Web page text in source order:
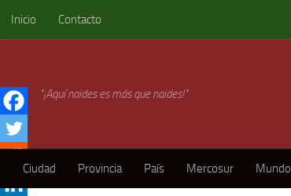
Skip to content
Inicio Contacto
"¡Aquí naides es más que naides!"
Ciudad Provincia País Mercosur Mundo